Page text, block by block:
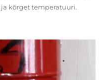
kõrget temperatuuri.